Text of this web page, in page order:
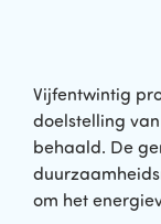
Vijfentwintig
doelstelling
behaald. De
om het